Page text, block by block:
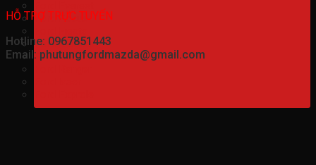
Ford Focus
Ford Modeo
Ford Transit
HỖ TRỢ TRỰC TUYẾN
Hotline: 0967851443
Email: phutungfordmazda@gmail.com